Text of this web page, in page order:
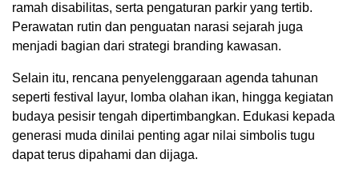
ramah disabilitas, serta pengaturan parkir yang tertib.
Perawatan rutin dan penguatan narasi sejarah juga
menjadi bagian dari strategi branding kawasan.
Selain itu, rencana penyelenggaraan agenda tahunan
seperti festival layur, lomba olahan ikan, hingga kegiatan
budaya pesisir tengah dipertimbangkan. Edukasi kepada
generasi muda dinilai penting agar nilai simbolis tugu
dapat terus dipahami dan dijaga.